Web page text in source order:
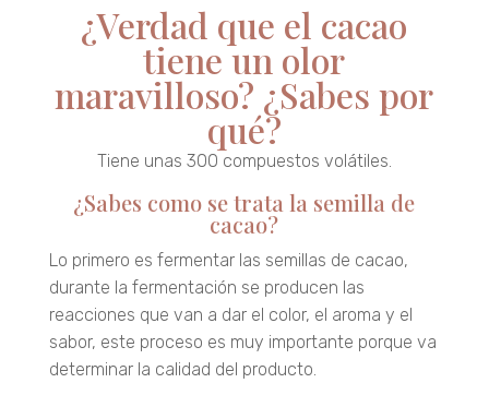
¿Verdad que el cacao
tiene un olor
maravilloso? ¿Sabes por
qué?
Tiene unas 300 compuestos volátiles.
¿Sabes como se trata la semilla de
cacao?
Lo primero es fermentar las semillas de cacao,
durante la fermentación se producen las
reacciones que van a dar el color, el aroma y el
sabor, este proceso es muy importante porque va
determinar la calidad del producto.